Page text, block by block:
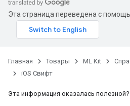
Эта страница переведена с
Главная Товары ML Kit
iOS Свифт
Эта информация оказалась полезной?